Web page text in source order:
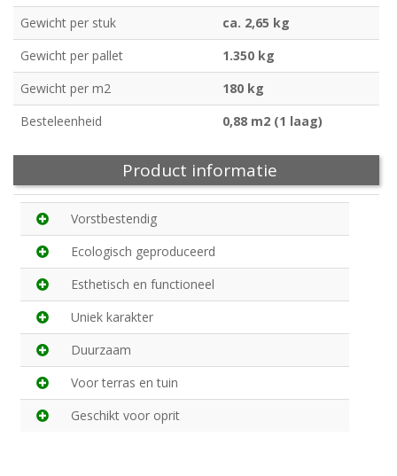
Gewicht per stuk
ca. 2,65 kg
Gewicht per pallet
1.350 kg
Gewicht per m2
180 kg
Besteleenheid
0,88 m2 (1 laag)
Product informatie
Vorstbestendig
Ecologisch geproduceerd
Esthetisch en functioneel
Uniek karakter
Duurzaam
Voor terras en tuin
Geschikt voor oprit